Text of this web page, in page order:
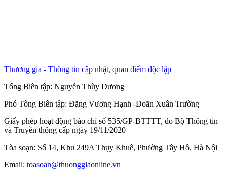
Thương gia - Thông tin cập nhật, quan điểm độc lập
Tổng Biên tập: Nguyễn Thùy Dương
Phó Tổng Biên tập: Đặng Vương Hạnh -Doãn Xuân Trường
Giấy phép hoạt động báo chí số 535/GP-BTTTT, do Bộ Thông tin
và Truyền thông cấp ngày 19/11/2020
Tòa soạn: Số 14, Khu 249A Thụy Khuê, Phường Tây Hồ, Hà Nội
Email: toasoan@thuonggiaonline.vn